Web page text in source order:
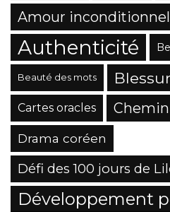
Amour inconditionnel
Authenticité
Beauté des mots
Cartes oracles
Drama coréen
Défi des 100 jours de
Développement